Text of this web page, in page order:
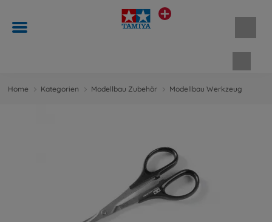
Home Kategorien Modellbau Zubehör Modellbau Werkzeug